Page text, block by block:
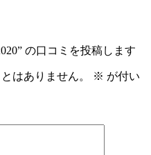
の口コミを投稿します
はありません。 ※ が付い